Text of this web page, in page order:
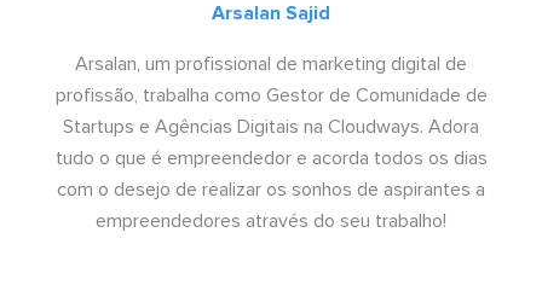
Arsalan Sajid
Arsalan, um profissional de marketing digital de
profissão, trabalha como Gestor de Comunidade de
Startups e Agências Digitais na Cloudways. Adora
tudo o que é empreendedor e acorda todos os dias
com o desejo de realizar os sonhos de aspirantes a
empreendedores através do seu trabalho!